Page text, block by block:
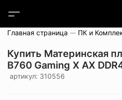
Главная страница ПК и
Купить Материнская
B760 Gaming X AX
артикул: 310556